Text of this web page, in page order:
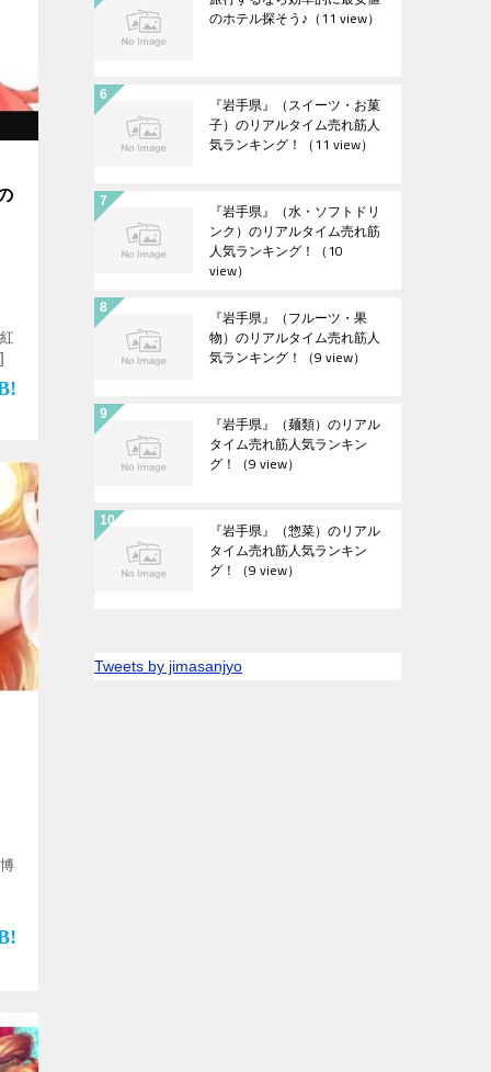
のホテル探そう♪ （11 view）
『岩手県』（スイーツ・お菓
子）のリアルタイム売れ筋人
気ランキング！ （11 view）
『岩手県』（水・ソフトドリ
ンク）のリアルタイム売れ筋
人気ランキング！ （10
view）
『岩手県』（フルーツ・果
物）のリアルタイム売れ筋人
気ランキング！ （9 view）
『岩手県』（麺類）のリアル
タイム売れ筋人気ランキン
グ！ （9 view）
『岩手県』（惣菜）のリアル
タイム売れ筋人気ランキン
グ！ （9 view）
Tweets by jimasanjyo